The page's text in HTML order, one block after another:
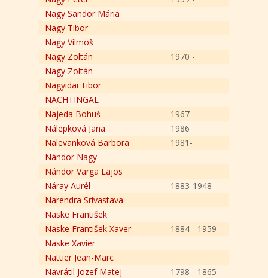
Nagy Sandor Mária
Nagy Tibor
Nagy Vilmoš
Nagy Zoltán
1970 -
Nagy Zoltán
Nagyidai Tibor
NACHTINGAL
Najeda Bohuš
1967
Nálepková Jana
1986
Nalevanková Barbora
1981-
Nándor Nagy
Nándor Varga Lajos
Náray Aurél
1883-1948
Narendra Srivastava
Naske František
Naske František Xaver
1884 - 1959
Naske Xavier
Nattier Jean-Marc
Navrátil Jozef Matej
1798 - 1865